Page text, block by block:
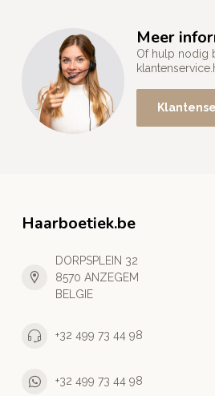
Meer
Of hulp nodig
Haarboetiek.be
DORPSPLEIN 32
8570 ANZEGEM
BELGIE
+32 499 73 44 98
+32 499 73 44 98